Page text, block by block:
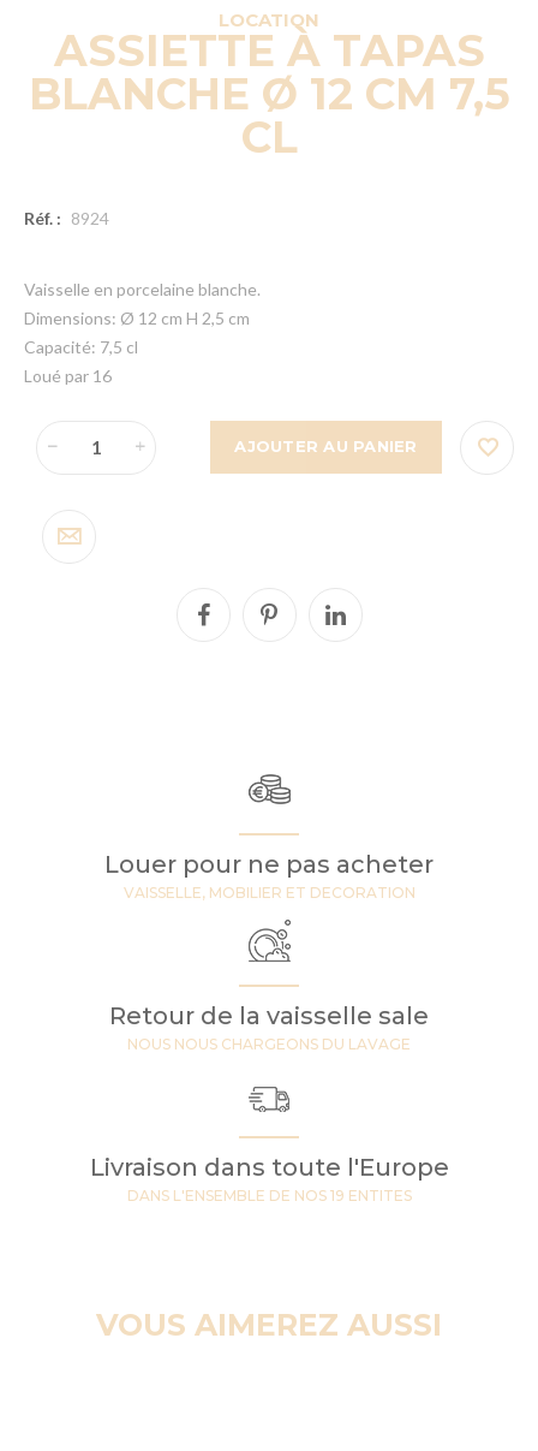
LOCATION
ASSIETTE À TAPAS
BLANCHE Ø 12 CM 7,5
CL
Réf. : 8924
Vaisselle en porcelaine blanche.
Dimensions: Ø 12 cm H 2,5 cm
Capacité: 7,5 cl
Loué par 16
AJOUTER AU PANIER
Louer pour ne pas acheter
VAISSELLE, MOBILIER ET DECORATION
Retour de la vaisselle sale
NOUS NOUS CHARGEONS DU LAVAGE
Livraison dans toute l'Europe
DANS L'ENSEMBLE DE NOS 19 ENTITES
VOUS AIMEREZ AUSSI